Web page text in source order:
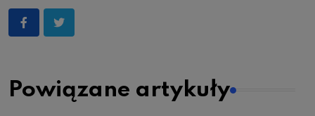
Powiązane artykuły